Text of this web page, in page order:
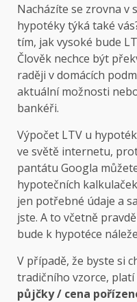
Nacházíte se zrovna v
hypotéky týká také
tím, jak vysoké bude
Člověk nechce být
raději v domácích
aktuální možnosti
bankéři.
Výpočet LTV u
ve světě internetu,
pantátu Googla
hypotečních
jen potřebné údaje a
jste. A to včetně
bude k hypotéce
V případě, že byste si
tradičního vzorce, platí
půjčky / cena